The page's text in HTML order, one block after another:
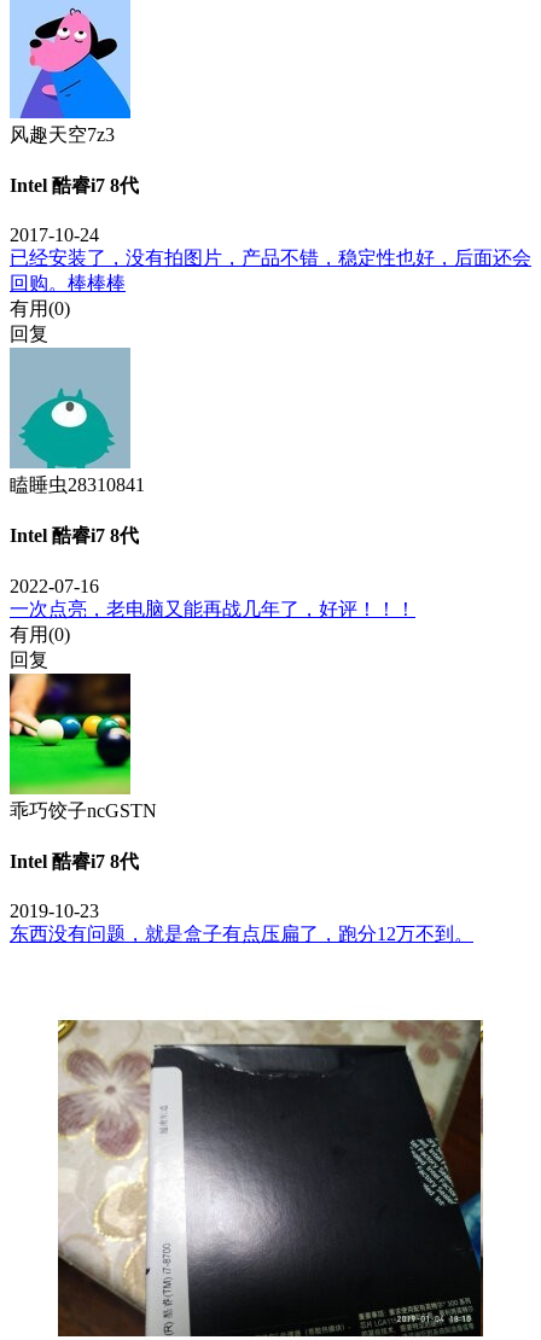
风趣天空7z3
Intel 酷睿i7 8代
2017-10-24
已经安装了，没有拍图片，产品不错，稳定性也好，后面还会
回购。棒棒棒
有用(0)
回复
瞌睡虫28310841
Intel 酷睿i7 8代
2022-07-16
一次点亮，老电脑又能再战几年了，好评！！！
有用(0)
回复
乖巧饺子ncGSTN
Intel 酷睿i7 8代
2019-10-23
东西没有问题，就是盒子有点压扁了，跑分12万不到。